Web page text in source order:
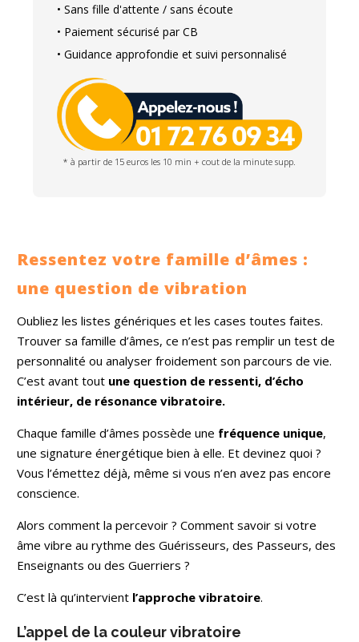
• Sans fille d'attente / sans écoute
• Paiement sécurisé par CB
• Guidance approfondie et suivi personnalisé
* à partir de 15 euros les 10 min + cout de la minute supp.
Ressentez votre famille d’âmes :
une question de vibration
Oubliez les listes génériques et les cases toutes faites.
Trouver sa famille d’âmes, ce n’est pas remplir un test de
personnalité ou analyser froidement son parcours de vie.
C’est avant tout une question de ressenti, d’écho
intérieur, de résonance vibratoire.
Chaque famille d’âmes possède une fréquence unique,
une signature énergétique bien à elle. Et devinez quoi ?
Vous l’émettez déjà, même si vous n’en avez pas encore
conscience.
Alors comment la percevoir ? Comment savoir si votre
âme vibre au rythme des Guérisseurs, des Passeurs, des
Enseignants ou des Guerriers ?
C’est là qu’intervient l’approche vibratoire.
L’appel de la couleur vibratoire